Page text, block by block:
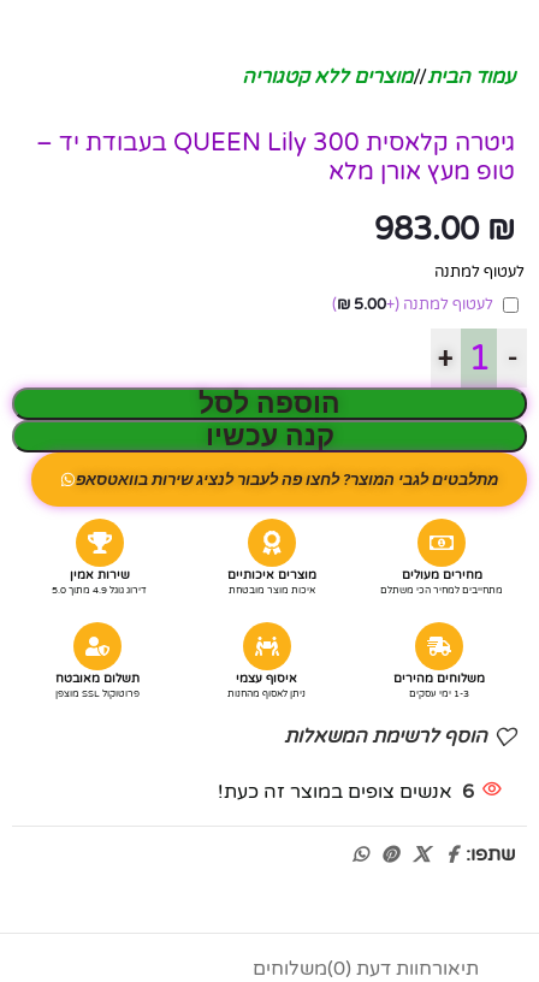
עמוד הבית/ מוצרים ללא קטגוריה
גיטרה קלאסית QUEEN Lily 300 בעבודת יד –
טופ מעץ אורן מלא
983.00 ₪
לעטוף למתנה
לעטוף למתנה (+
5.00
₪
)
-
+
הוספה לסל
קנה עכשיו
מתלבטים לגבי המוצר? לחצו פה לעבור לנציג שירות בוואטסאפ
מחירים מעולים
מתחייבים למחיר הכי משתלם
מוצרים איכותיים
איכות מוצר מובטחת
שירות אמין
דירוג גוגל 4.9 מתוך 5.0
משלוחים מהירים
1-3 ימי עסקים
איסוף עצמי
ניתן לאסוף מהחנות
תשלום מאובטח
פרוטוקול SSL מוצפן
הוסף לרשימת המשאלות
6 אנשים צופים במוצר זה כעת!
שתפו:
תיאורחוות דעת (0) משלוחים